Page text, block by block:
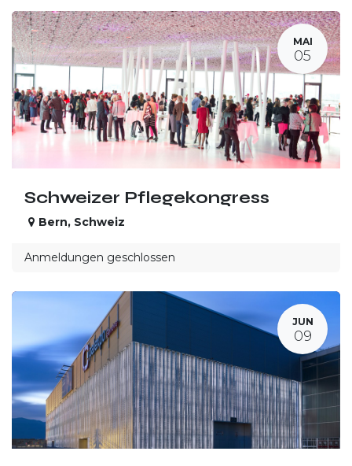
MAI
05
Schweizer Pflegekongress
Bern, Schweiz
Anmeldungen geschlossen
JUN
09